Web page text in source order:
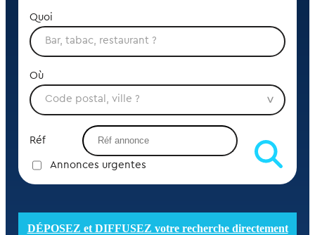
Quoi
Où
Réf
Annonces urgentes
DÉPOSEZ et DIFFUSEZ votre recherche directement